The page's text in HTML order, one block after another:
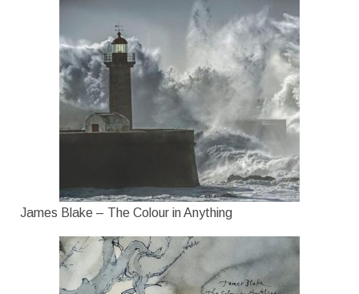
James Blake – The Colour in Anything